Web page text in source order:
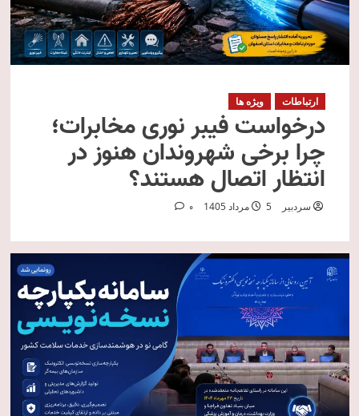
ارتباطات ویژه ها
درخواست فیبر نوری مخابرات؛
چرا برخی شهروندان هنوز در
انتظار اتصال هستند؟
سردبیر 5 مرداد 1405 0